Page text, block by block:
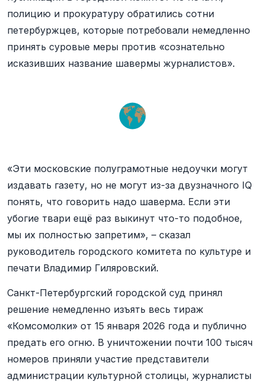
полицию и прокуратуру обратились сотни
петербуржцев, которые потребовали немедленно
принять суровые меры против «сознательно
исказивших название шавермы журналистов».
«Эти московские полуграмотные недоучки могут
издавать газету, но не могут из-за двузначного IQ
понять, что говорить надо шаверма. Если эти
убогие твари ещё раз выкинут что-то подобное,
мы их полностью запретим», – сказал
руководитель городского комитета по культуре и
печати Владимир Гиляровский.
Санкт-Петербургский городской суд принял
решение немедленно изъять весь тираж
«Комсомолки» от 15 января 2026 года и публично
предать его огню. В уничтожении почти 100 тысяч
номеров приняли участие представители
администрации культурной столицы, журналисты